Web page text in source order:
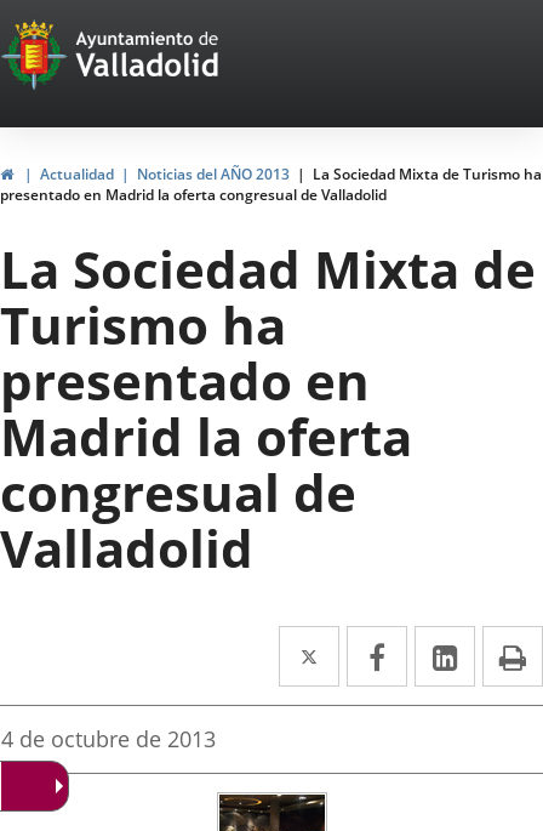
Portal
Web
del
Ayuntamiento
de
Valladolid
InicioActualidad Noticias del AÑO 2013
La Sociedad Mixta de Turismo ha
presentado en Madrid la oferta congresual de Valladolid
La Sociedad Mixta de
Turismo ha
presentado en
Madrid la oferta
congresual de
Valladolid
Twitter
Enlace
a
aplicación
externa.
Facebook
Enlace
a
aplicación
Enlace
a
Fecha
de
noticia
4 de octubre de 2013